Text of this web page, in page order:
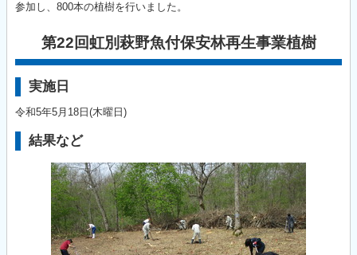
参加し、800本の植樹を行いました。
第22回虹別萩野魚付保安林再生事業植樹
実施日
令和5年5月18日(木曜日)
結果など